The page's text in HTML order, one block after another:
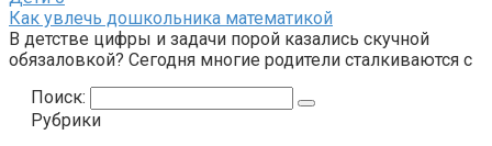
Как увлечь дошкольника математикой
В детстве цифры и задачи порой казались скучной
обязаловкой? Сегодня многие родители сталкиваются с
Поиск:
Рубрики